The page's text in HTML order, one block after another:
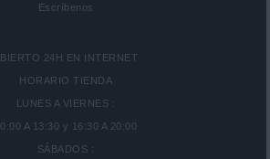
Escríbenos
24H EN INTERNET
HORARIO TIENDA
LUNES A VIERNES :
A 13:30 y 16:30 A 20:00
SÁBADOS :